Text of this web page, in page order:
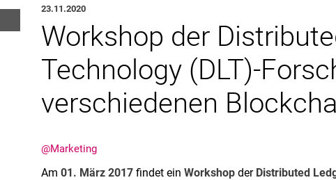
23.11.2020
Workshop der
Technology (DLT)-
verschiedenen
@Marketing
Am01. März 2017 findet einWorkshop der Distributed